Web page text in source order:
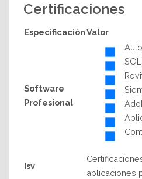
Certificaciones
EspecificaciónValor
Software
Profesional
Isv
aplicaciones